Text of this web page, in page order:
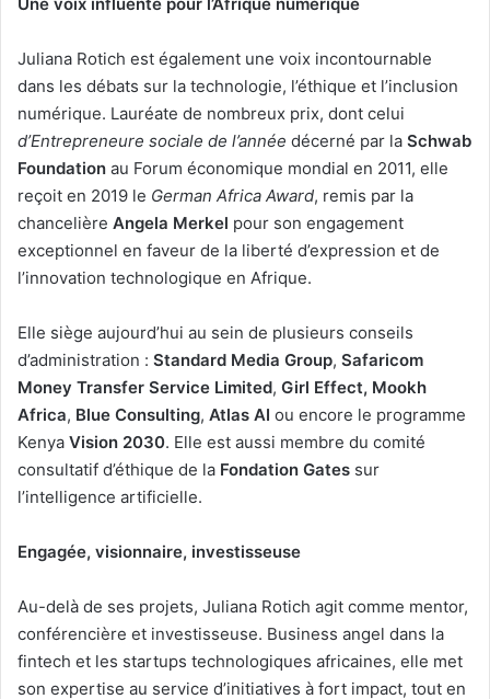
Juliana Rotich est également une voix incontournable
dans les débats sur la technologie, l’éthique et l’inclusion
numérique. Lauréate de nombreux prix, dont celui
d’Entrepreneure sociale de l’année décerné par la Schwab
Foundation au Forum économique mondial en 2011, elle
reçoit en 2019 le German Africa Award, remis par la
chancelière Angela Merkel pour son engagement
exceptionnel en faveur de la liberté d’expression et de
l’innovation technologique en Afrique.
Elle siège aujourd’hui au sein de plusieurs conseils
d’administration : Standard Media Group, Safaricom
Money Transfer Service Limited, Girl Effect, Mookh
Africa, Blue Consulting, Atlas AI ou encore le programme
Kenya Vision 2030. Elle est aussi membre du comité
consultatif d’éthique de la Fondation Gates sur
l’intelligence artificielle.
Engagée, visionnaire, investisseuse
Au-delà de ses projets, Juliana Rotich agit comme mentor,
conférencière et investisseuse. Business angel dans la
fintech et les startups technologiques africaines, elle met
son expertise au service d’initiatives à fort impact, tout en